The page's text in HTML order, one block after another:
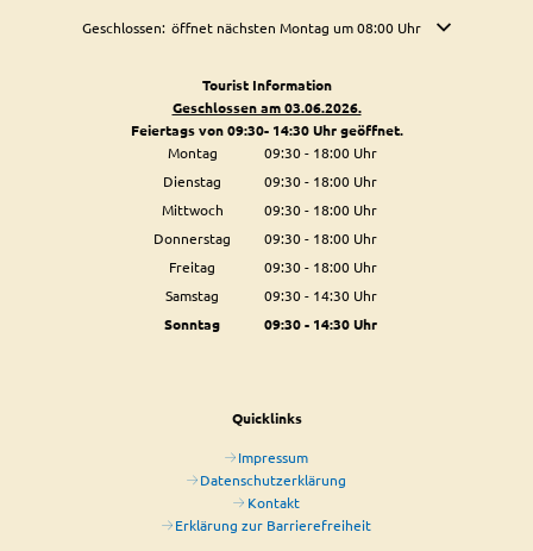
Klicken, um weitere Öffnungs- oder Schließzeiten auszublenden
Geschlossen: öffnet nächsten Montag um 08:00 Uhr
Tourist Information
Geschlossen am 03.06.2026.
Feiertags von 09:30- 14:30 Uhr geöffnet.
Montag
09:30- 18:00Uhr
Von 09:30 bis 18:00 Uhr
Dienstag 09:30- 18:00Uhr
Von 09:30 bis 18:00 Uhr
Mittwoch 09:30- 18:00Uhr
Von 09:30 bis 18:00 Uhr
Donnerstag 09:30- 18:00Uhr
Von 09:30 bis 18:00 Uhr
Freitag 09:30- 18:00Uhr
Von 09:30 bis 18:00 Uhr
Samstag 09:30- 14:30Uhr
Von 09:30 bis 14:30 Uhr
Sonntag 09:30- 14:30Uhr
Quicklinks
Impressum
Datenschutzerklärung
Kontakt
Erklärung zur Barrierefreiheit